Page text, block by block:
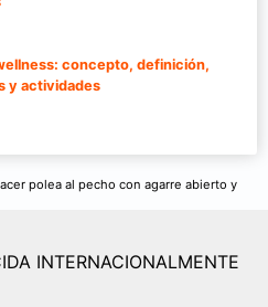
concepto, definición,
y actividades
polea al pecho con agarre abierto y
INTERNACIONALMENTE